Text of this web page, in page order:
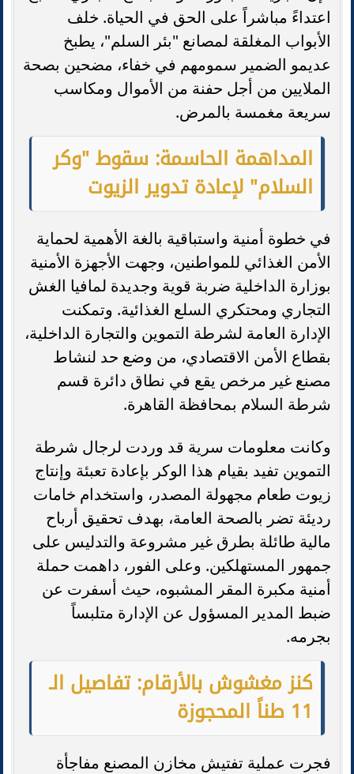
اعتداءً مباشراً على الحق في الحياة. خلف
الأبواب المغلقة لمصانع "بئر السلم"، يطبخ
عديمو الضمير سمومهم في خفاء، مضحين بصحة
الملايين من أجل حفنة من الأموال ومكاسب
سريعة مغمسة بالمرض.
المداهمة الحاسمة: سقوط "وكر
السلام" لإعادة تدوير الزيوت
في خطوة أمنية واستباقية بالغة الأهمية لحماية
الأمن الغذائي للمواطنين، وجهت الأجهزة الأمنية
بوزارة الداخلية ضربة قوية وجديدة لمافيا الغش
التجاري ومحتكري السلع الغذائية. وتمكنت
الإدارة العامة لشرطة التموين والتجارة الداخلية،
بقطاع الأمن الاقتصادي، من وضع حد لنشاط
مصنع غير مرخص يقع في نطاق دائرة قسم
شرطة السلام بمحافظة القاهرة.
وكانت معلومات سرية قد وردت لرجال شرطة
التموين تفيد بقيام هذا الوكر بإعادة تعبئة وإنتاج
زيوت طعام مجهولة المصدر، واستخدام خامات
رديئة تضر بالصحة العامة، بهدف تحقيق أرباح
مالية طائلة بطرق غير مشروعة والتدليس على
جمهور المستهلكين. وعلى الفور، داهمت حملة
أمنية مكبرة المقر المشبوه، حيث أسفرت عن
ضبط المدير المسؤول عن الإدارة متلبساً
بجرمه.
كنز مغشوش بالأرقام: تفاصيل الـ
11 طناً المحجوزة
فجرت عملية تفتيش مخازن المصنع مفاجأة